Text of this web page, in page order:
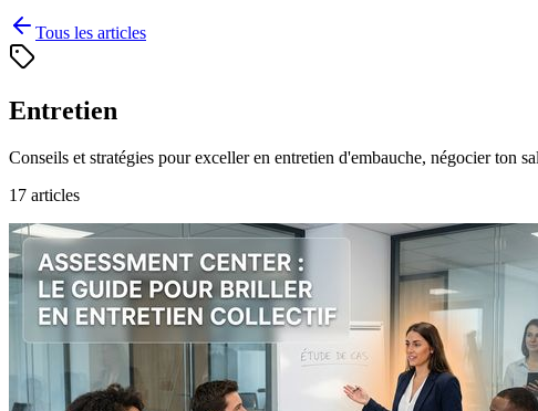
Tous les articles
Entretien
Conseils et stratégies pour exceller en entretien d'embauche, négocier ton
17 articles